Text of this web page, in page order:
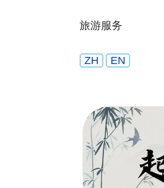
旅游服务
ZH EN